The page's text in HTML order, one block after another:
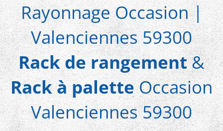
Rayonnage Occasion |
Valenciennes 59300
Rack de rangement&
Rack à paletteOccasion
Valenciennes 59300